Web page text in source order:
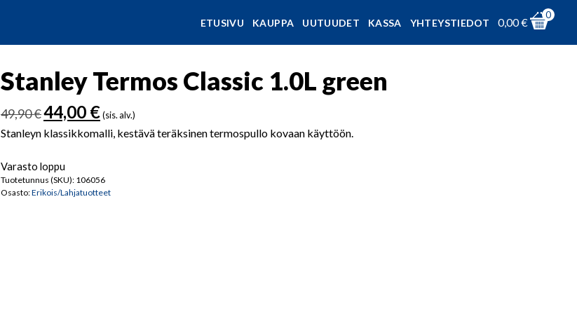
ETUSIVU KAUPPA UUTUUDET KASSA YHTEYSTIEDOT 0,00€
0
Stanley Termos Classic 1.0L green
49,90€ Alkuperäinen
hinta
oli:
44,00 €Nykyinen
hinta
on:
(sis. alv.)
Stanleyn klassikkomalli, kestävä teräksinen termospullo kovaan käyttöön.
Varasto loppu
Tuotetunnus (SKU): 106056
Osasto:Erikois/Lahjatuotteet